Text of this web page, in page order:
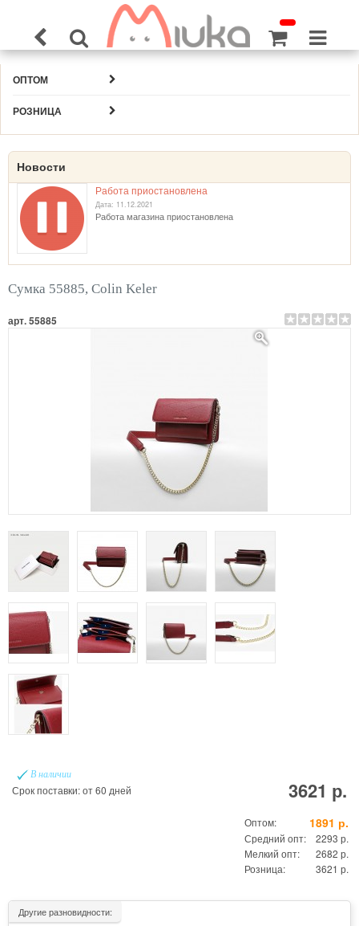
ОПТОМ
РОЗНИЦА
Новости
Работа приостановлена
Дата: 11.12.2021
Работа магазина приостановлена
Сумка 55885, Colin Keler
арт. 55885
В наличии
Срок поставки: от 60 дней 3621 р.
Оптом: 1891 р.
Средний опт:
2293 р.
Мелкий опт:
2682 р.
Розница:
3621 р.
Другие разновидности: